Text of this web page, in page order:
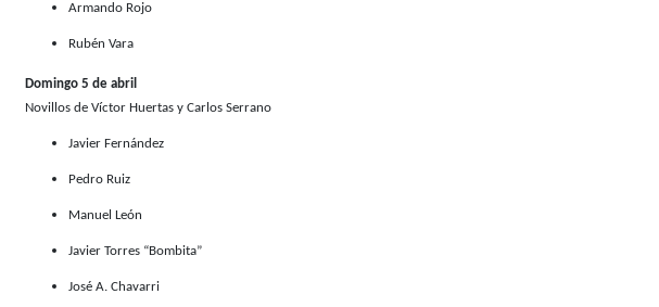
Armando Rojo
Rubén Vara
Domingo 5 de abril
Novillos de Víctor Huertas y Carlos Serrano
Javier Fernández
Pedro Ruiz
Manuel León
Javier Torres “Bombita”
José A. Chavarri